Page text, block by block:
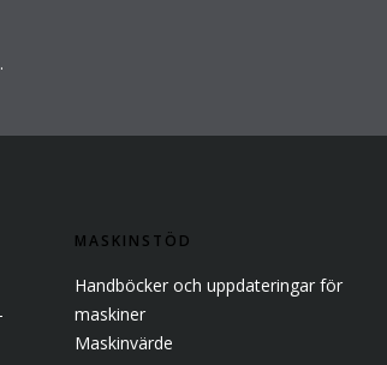
MASKINSTÖD
Handböcker och uppdateringar för
maskiner
Maskinvärde